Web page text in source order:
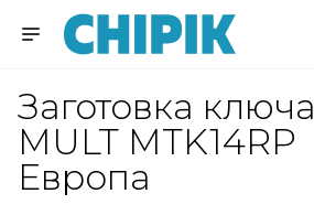
Заготовка ключа
MULT MTK14RP
Европа